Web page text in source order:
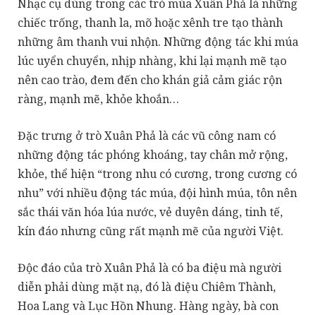
Nhạc cụ dùng trong các trò múa Xuân Phả là những
chiếc trống, thanh la, mõ hoặc xênh tre tạo thành
những âm thanh vui nhộn. Những động tác khi múa
lúc uyển chuyển, nhịp nhàng, khi lại mạnh mẽ tạo
nên cao trào, đem đến cho khán giả cảm giác rộn
ràng, mạnh mẽ, khỏe khoắn…
Đặc trưng ở trò Xuân Phả là các vũ công nam có
những động tác phóng khoáng, tay chân mở rộng,
khỏe, thể hiện “trong nhu có cương, trong cương có
nhu” với nhiều động tác múa, đội hình múa, tôn nên
sắc thái văn hóa lúa nước, vẻ duyên dáng, tinh tế,
kín đáo nhưng cũng rất mạnh mẽ của người Việt.
Độc đáo của trò Xuân Phả là có ba điệu mà người
diễn phải dùng mặt nạ, đó là điệu Chiêm Thành,
Hoa Lang và Lục Hồn Nhung. Hàng ngày, bà con